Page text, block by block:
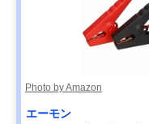
Photo by Amazon
エーモン